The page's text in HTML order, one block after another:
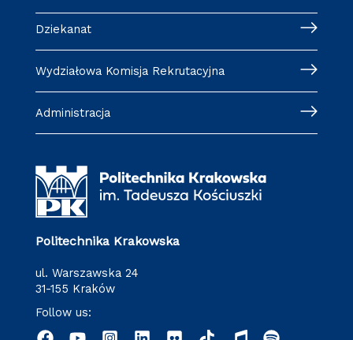
Dziekanat
Wydziałowa Komisja Rekrutacyjna
Administracja
Politechnika Krakowska
ul. Warszawska 24
31-155 Kraków
Follow us: